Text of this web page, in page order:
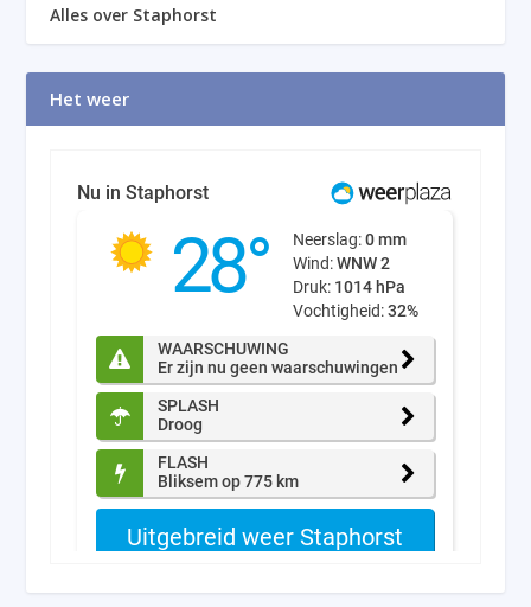
Alles over Staphorst
Het weer